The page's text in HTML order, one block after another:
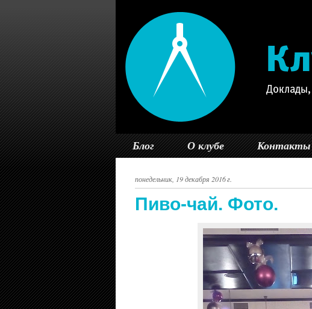
Блог О клубе Контакты
понедельник, 19 декабря 2016 г.
Пиво-чай. Фото.